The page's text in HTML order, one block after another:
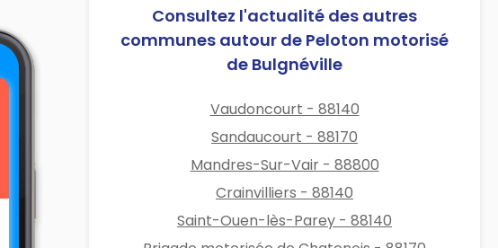
Consultez l'actualité des autres
communes autour de Peloton motorisé
de Bulgnéville
Vaudoncourt - 88140
Sandaucourt - 88170
Mandres-Sur-Vair - 88800
Crainvilliers - 88140
Saint-Ouen-lès-Parey - 88140